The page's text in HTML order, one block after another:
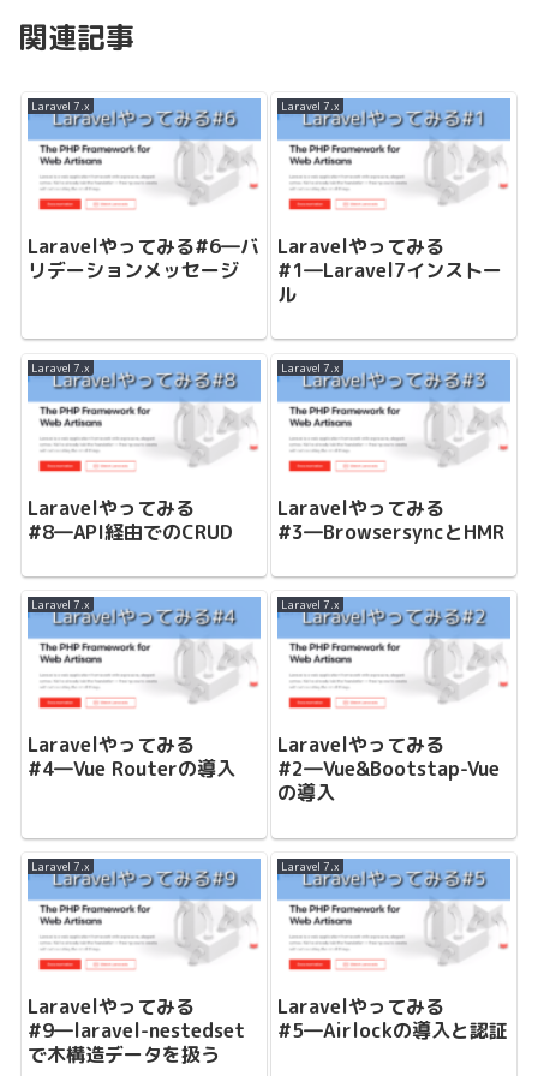
関連記事
Laravel 7.x
Laravelやってみる#6―バ
リデーションメッセージ
Laravel 7.x
Laravelやってみる
#1―Laravel7インストー
ル
Laravel 7.x
Laravelやってみる
#8―API経由でのCRUD
Laravel 7.x
Laravelやってみる
#3―BrowsersyncとHMR
Laravel 7.x
Laravelやってみる
#4―Vue Routerの導入
Laravel 7.x
Laravelやってみる
#2―Vue&Bootstap-Vue
の導入
Laravel 7.x
Laravelやってみる
#9―laravel-nestedset
で木構造データを扱う
Laravel 7.x
Laravelやってみる
#5―Airlockの導入と認証